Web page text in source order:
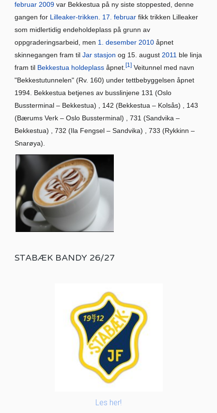
februar 2009 var Bekkestua på ny siste stoppested, denne
gangen for Lilleaker-trikken 17. februar fikk trikken Lilleaker
som midlertidig endeholdeplass på grunn av
oppgraderingsarbeid, men 1. desember 2010 åpnet
skinnegangen fram til Jar stasjon og 15. august 2011 ble linja
fram til Bekkestua holdeplass åpnet. [1] Veitunnel med navn
"Bekkestutunnelen" (Rv. 160) under tettbebyggelsen åpnet
1994. Bekkestua betjenes av busslinjene 131 (Oslo
Bussterminal – Bekkestua) , 142 (Bekkestua – Kolsås) , 143
(Bærums Verk – Oslo Bussterminal) , 731 (Sandvika –
Bekkestua) , 732 (Ila Fengsel – Sandvika) , 733 (Rykkinn –
Snarøya).
STABÆK BANDY 26/27
Les her!